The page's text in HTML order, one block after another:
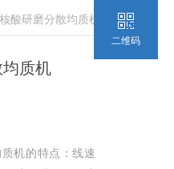
酸研磨分散均质机
质机
机的特点：线速
二维码